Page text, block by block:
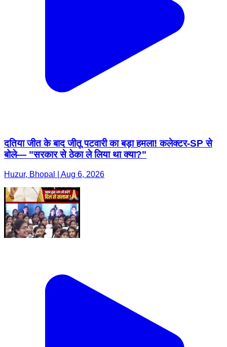
दतिया जीत के बाद जीतू पटवारी का बड़ा हमला! कलेक्टर-SP से
बोले— "सरकार से ठेका ले लिया था क्या?"
Huzur, Bhopal | Aug 6, 2026